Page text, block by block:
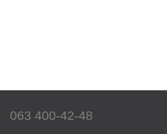
063 400-42-48